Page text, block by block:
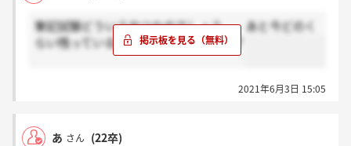
筆記試験どういうやつなのでしょう、、あと今どのく
らい残っているのかわかる方いますか？
2021年6月3日 15:05
あ さん (22卒)